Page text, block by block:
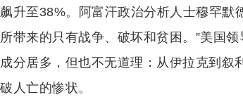
飙升至38%。阿富汗政治分析人士穆罕默
所带来的只有战争、破坏和贫困。”美国
成分居多，但也不无道理：从伊拉克到叙
破人亡的惨状。